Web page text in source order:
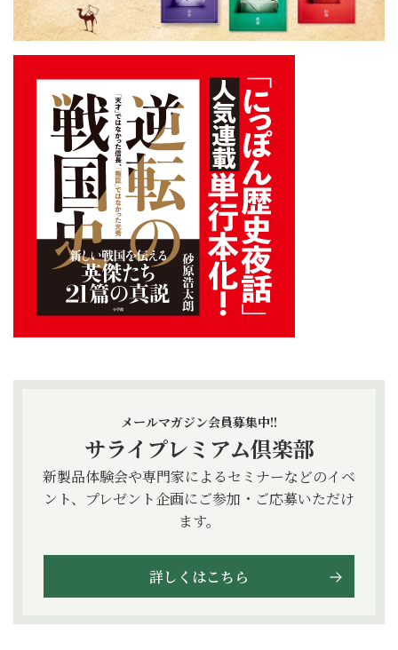
メールマガジン会員募集中!!
サライプレミアム倶楽部
新製品体験会や専門家によるセミナーなどのイベ
ント、プレゼント企画にご参加・ご応募いただけ
ます。
詳しくはこちら